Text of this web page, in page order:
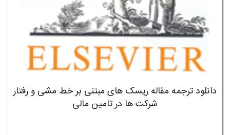
دانلود ترجمه مقاله ریسک های مبتنی بر خط مشی و رفتار
شرکت ها در تامین مالی